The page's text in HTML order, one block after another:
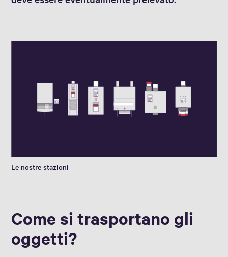
Le nostre stazioni
Come si trasportano gli
oggetti?